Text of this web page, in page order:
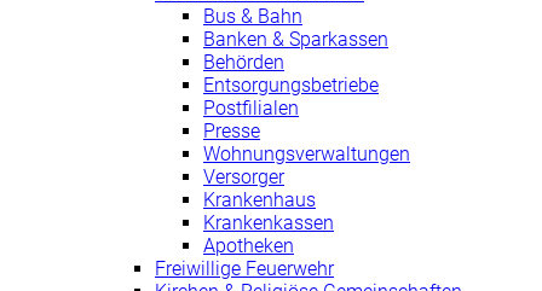
Bus & Bahn
Banken & Sparkassen
Behörden
Entsorgungsbetriebe
Postfilialen
Presse
Wohnungsverwaltungen
Versorger
Krankenhaus
Krankenkassen
Apotheken
Freiwillige Feuerwehr